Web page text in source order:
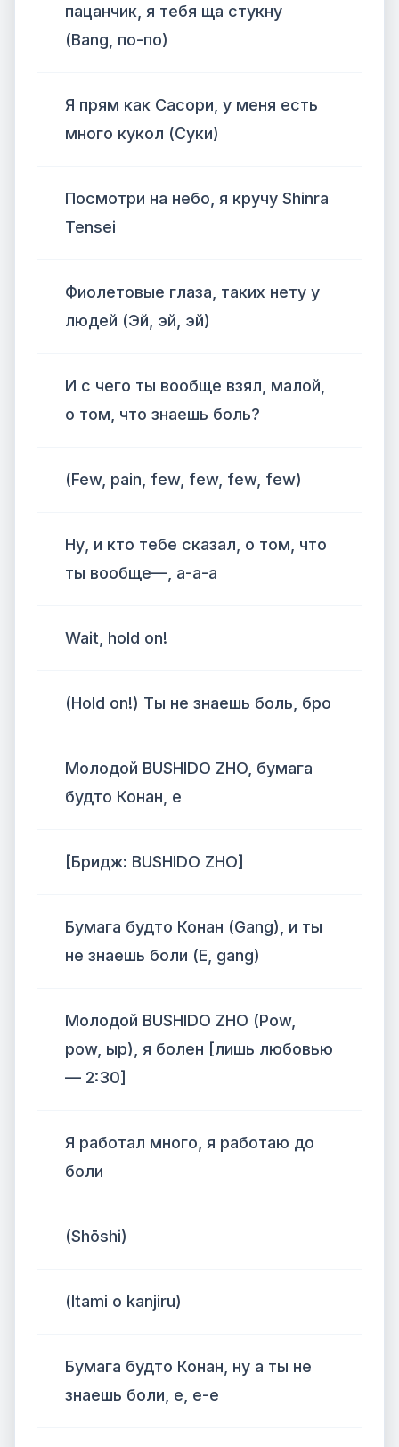
пацанчик, я тебя ща стукну
(Bang, по-по)
Я прям как Сасори, у меня есть
много кукол (Суки)
Посмотри на небо, я кручу Shinra
Tensei
Фиолетовые глаза, таких нету у
людей (Эй, эй, эй)
И с чего ты вообще взял, малой,
о том, что знаешь боль?
(Few, pain, few, few, few, few)
Ну, и кто тебе сказал, о том, что
ты вообще—, а-а-а
Wait, hold on!
(Hold on!) Ты не знаешь боль, бро
Молодой BUSHIDO ZHO, бумага
будто Конан, е
[Бридж: BUSHIDO ZHO]
Бумага будто Конан (Gang), и ты
не знаешь боли (Е, gang)
Молодой BUSHIDO ZHO (Pow,
pow, ыр), я болен [лишь любовью
— 2:30]
Я работал много, я работаю до
боли
(Shōshi)
(Itami o kanjiru)
Бумага будто Конан, ну а ты не
знаешь боли, е, е-е